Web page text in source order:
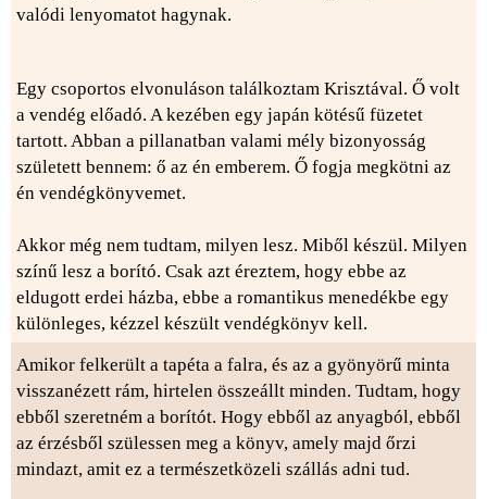
valódi lenyomatot hagynak.
Egy csoportos elvonuláson találkoztam Krisztával. Ő volt
a vendég előadó. A kezében egy japán kötésű füzetet
tartott. Abban a pillanatban valami mély bizonyosság
született bennem: ő az én emberem. Ő fogja megkötni az
én vendégkönyvemet.
Akkor még nem tudtam, milyen lesz. Miből készül. Milyen
színű lesz a borító. Csak azt éreztem, hogy ebbe az
eldugott erdei házba, ebbe a romantikus menedékbe egy
különleges, kézzel készült vendégkönyv kell.
Amikor felkerült a tapéta a falra, és az a gyönyörű minta
visszanézett rám, hirtelen összeállt minden. Tudtam, hogy
ebből szeretném a borítót. Hogy ebből az anyagból, ebből
az érzésből szülessen meg a könyv, amely majd őrzi
mindazt, amit ez a természetközeli szállás adni tud.